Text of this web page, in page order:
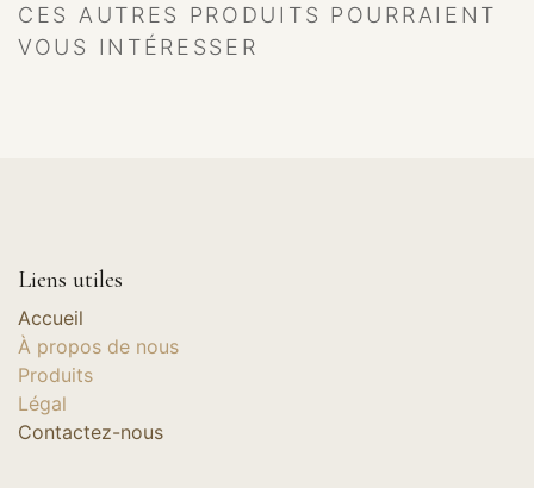
CES AUTRES PRODUITS POURRAIENT
VOUS INTÉRESSER
Liens utiles
Accueil
À propos de nous
Produits
Légal
Contactez-nous